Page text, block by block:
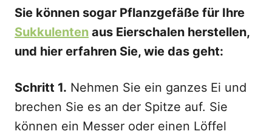
Sie können sogar Pflanzgefäße für Ihre
Sukkulenten aus Eierschalen herstellen,
und hier erfahren Sie, wie das geht:
Schritt 1. Nehmen Sie ein ganzes Ei und
brechen Sie es an der Spitze auf. Sie
können ein Messer oder einen Löffel